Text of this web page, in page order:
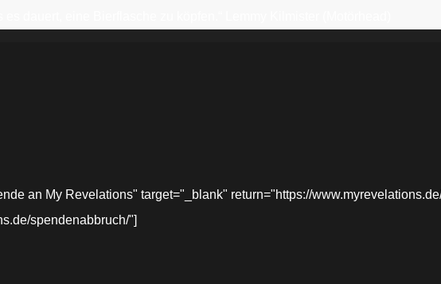
an My Revelations" target="_blank" return="https://
spendenabbruch/"]